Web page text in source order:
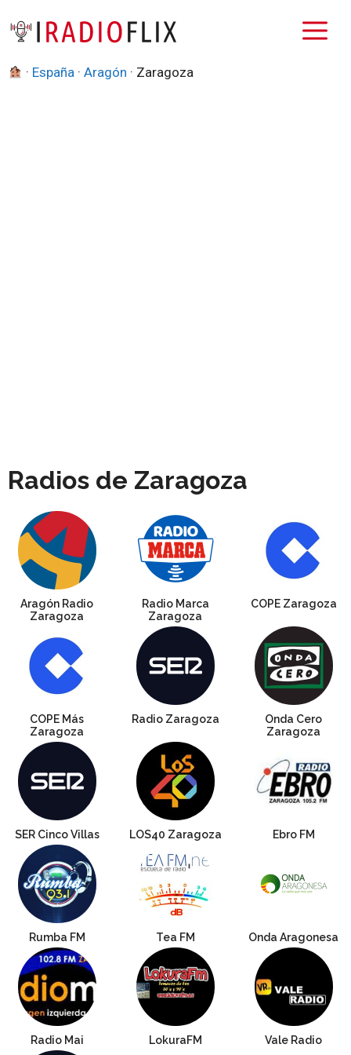
· España ·Aragón · Zaragoza
Radios de Zaragoza
Aragón Radio
Zaragoza
Radio Marca
Zaragoza
COPE Zaragoza
COPE Más
Zaragoza
Radio Zaragoza
Onda Cero
Zaragoza
SER Cinco Villas LOS40 Zaragoza Ebro FM
Rumba FM Tea FM Onda Aragonesa
Radio Mai LokuraFM Vale Radio